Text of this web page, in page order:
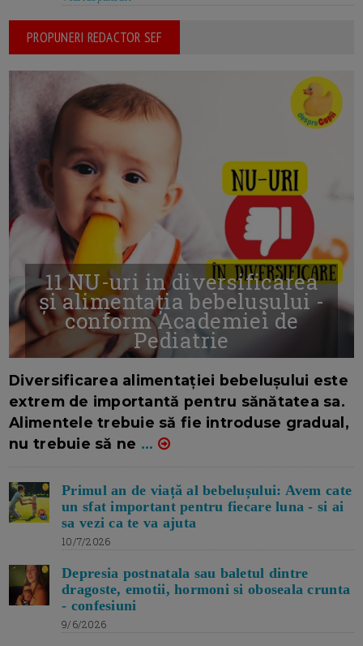
PROPUNERI REDACTOR SEF
11 NU-uri in diversificarea
și alimentația bebelușului -
conform Academiei de
Pediatrie
Diversificarea alimentației bebelușului este
extrem de importantă pentru sănătatea sa.
Alimentele trebuie să fie introduse gradual,
nu trebuie să ne ...
Primul an de viață al bebelușului: Avem cate
un sfat important pentru fiecare luna - si ai
sa vezi ca te va ajuta
10/7/2026
Depresia postnatala sau baletul dintre
dragoste, emotii, hormoni si oboseala crunta
- confesiuni
9/6/2026